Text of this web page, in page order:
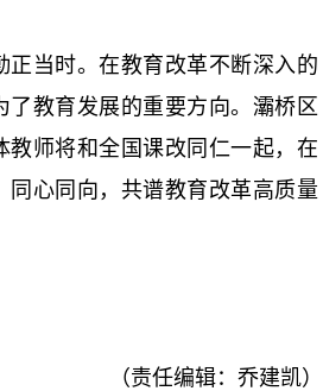
当时。在教育改革不断深入的
了教育发展的重要方向。灞桥区
教师将和全国课改同仁一起，在
同心同向，共谱教育改革高质量
（责任编辑：乔建凯）